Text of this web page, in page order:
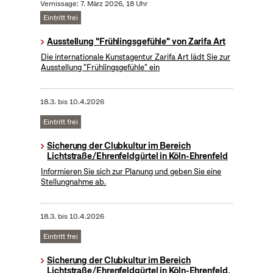
Vernissage: 7. März 2026, 18 Uhr
Eintritt frei
Ausstellung "Frühlingsgefühle" von Zarifa Art
Die internationale Kunstagentur Zarifa Art lädt Sie zur
Ausstellung "Frühlingsgefühle" ein
18.3. bis10.4.2026
Eintritt frei
Sicherung der Clubkultur im Bereich
Lichtstraße/Ehrenfeldgürtel in Köln-Ehrenfeld
Informieren Sie sich zur Planung und geben Sie eine
Stellungnahme ab.
18.3. bis10.4.2026
Eintritt frei
Sicherung der Clubkultur im Bereich
Lichtstraße/Ehrenfeldgürtel in Köln-Ehrenfeld,